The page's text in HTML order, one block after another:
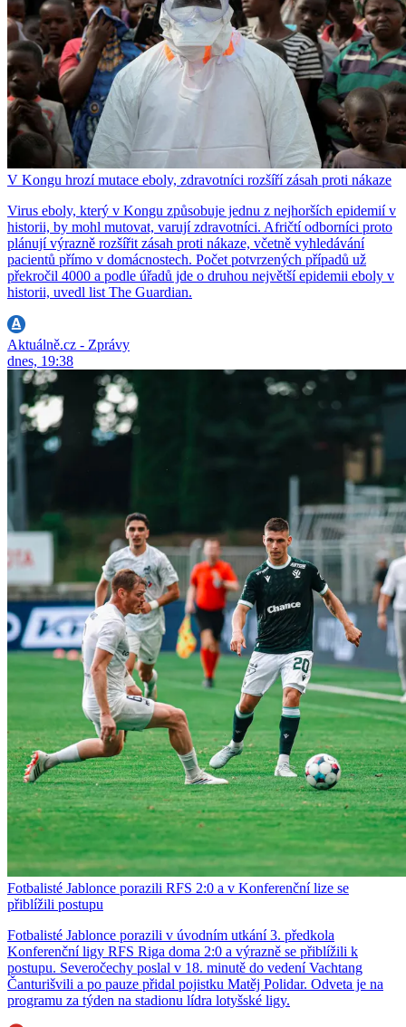
V Kongu hrozí mutace eboly, zdravotníci rozšíří zásah proti nákaze
Virus eboly, který v Kongu způsobuje jednu z nejhorších epidemií v
historii, by mohl mutovat, varují zdravotníci. Afričtí odborníci proto
plánují výrazně rozšířit zásah proti nákaze, včetně vyhledávání
pacientů přímo v domácnostech. Počet potvrzených případů už
překročil 4000 a podle úřadů jde o druhou největší epidemii eboly v
historii, uvedl list The Guardian.
Aktuálně.cz - Zprávy
dnes, 19:38
Fotbalisté Jablonce porazili RFS 2:0 a v Konferenční lize se
přiblížili postupu
Fotbalisté Jablonce porazili v úvodním utkání 3. předkola
Konferenční ligy RFS Riga doma 2:0 a výrazně se přiblížili k
postupu. Severočechy poslal v 18. minutě do vedení Vachtang
Čanturišvili a po pauze přidal pojistku Matěj Polidar. Odveta je na
programu za týden na stadionu lídra lotyšské ligy.